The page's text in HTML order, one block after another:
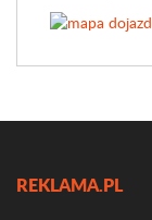
REKLAMA.PL